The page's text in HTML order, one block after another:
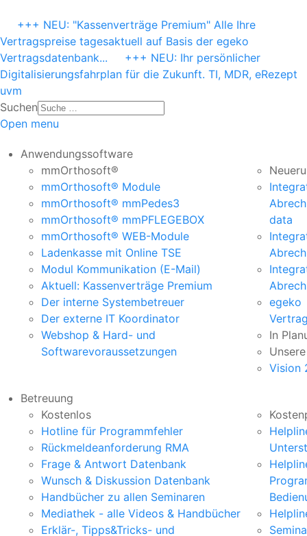
+++ NEU: "Kassenverträge Premium" Alle Ihre
Vertragspreise tagesaktuell auf Basis der egeko
Vertragsdatenbank...
+++ NEU: Ihr persönlicher
Digitalisierungsfahrplan für die Zukunft. TI, MDR, eRezept
uvm
Suchen
Open menu
Anwendungssoftware
mmOrthosoft®
mmOrthosoft® Module
mmOrthosoft® mmPedes3
mmOrthosoft® mmPFLEGEBOX
mmOrthosoft® WEB-Module
Ladenkasse mit Online TSE
Modul Kommunikation (E-Mail)
Aktuell: Kassenverträge Premium
Der interne Systembetreuer
Der externe IT Koordinator
Webshop & Hard- und
Softwarevoraussetzungen
data
egeko
In
Vision
Betreuung
Kostenlos
Hotline für Programmfehler
Rückmeldeanforderung RMA
Frage & Antwort Datenbank
Wunsch & Diskussion Datenbank
Handbücher zu allen Seminaren
Mediathek - alle Videos & Handbücher​
Erklär-, Tipps&Tricks- und